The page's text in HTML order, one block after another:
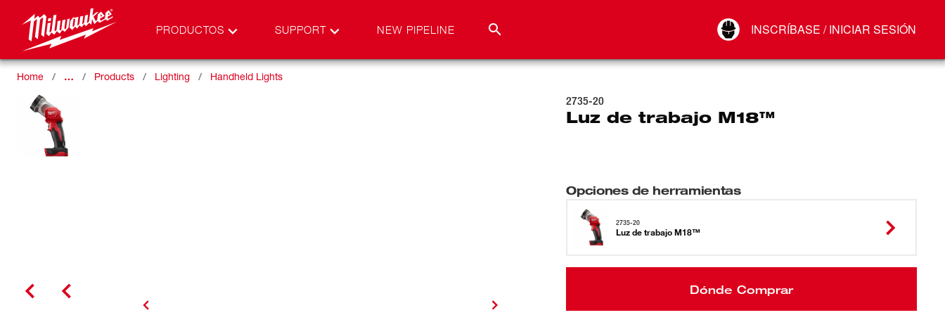
PRODUCTOS SUPPORT NEW PIPELINE INSCRÍBASE / INICIAR SESIÓN
Conectar
Home … Products Lighting Handheld Lights
2735-20
Luz de trabajo M18™
Opciones de herramientas
2735-20
Luz de trabajo M18™
Dónde Comprar